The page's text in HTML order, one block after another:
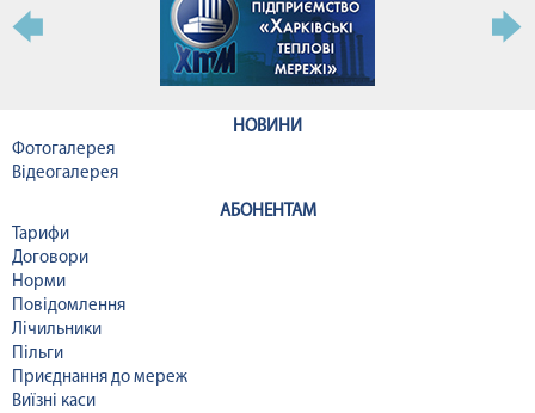
НОВИНИ
Фотогалерея
Відеогалерея
АБОНЕНТАМ
Тарифи
Договори
Норми
Повідомлення
Лічильники
Пільги
Приєднання до мереж
Виїзні каси